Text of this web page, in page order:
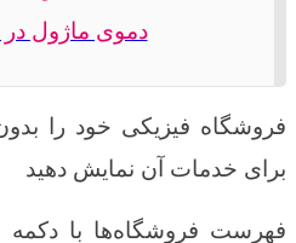
دموی ماژول در
فروشگاه فیزیکی خود را
برای خدمات آن نمایش دهید
فهرست فروشگاه‌ها با دکمه